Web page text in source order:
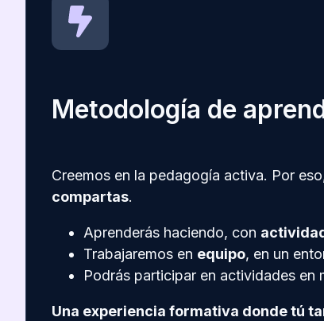
Metodología de
Creemos en la pedagogía activa. Por
compartas.
Aprenderás haciendo, con
Trabajaremos en equipo, en un
Podrás participar en actividades en
Una experiencia formativa donde tú